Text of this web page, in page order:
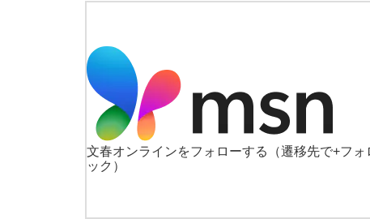
文春オンラインをフォローする
（遷移先で+フ
ック）